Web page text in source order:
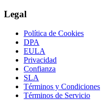
Legal
Política de Cookies
DPA
EULA
Privacidad
Confianza
SLA
Términos y Condiciones
Términos de Servicio